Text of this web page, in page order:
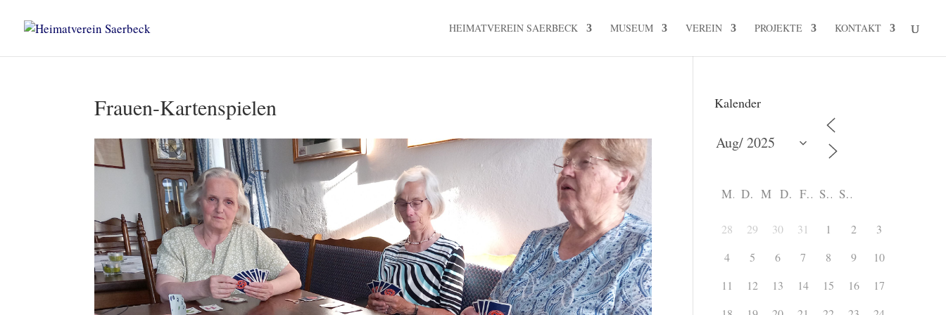
HEIMATVEREIN SAERBECK MUSEUM VEREIN PROJEKTE KONTAKT
Frauen-Kartenspielen Kalender
M D M D F S S
28 29 30 31 1 2
3
4
5 6 7 8 9
10
11
12 13 14 15 16
17